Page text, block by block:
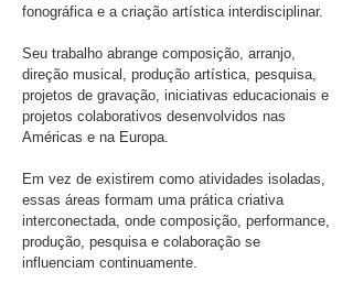
fonográfica e a criação artística interdisciplinar.
Seu trabalho abrange composição, arranjo,
direção musical, produção artística, pesquisa,
projetos de gravação, iniciativas educacionais e
projetos colaborativos desenvolvidos nas
Américas e na Europa.
Em vez de existirem como atividades isoladas,
essas áreas formam uma prática criativa
interconectada, onde composição, performance,
produção, pesquisa e colaboração se
influenciam continuamente.